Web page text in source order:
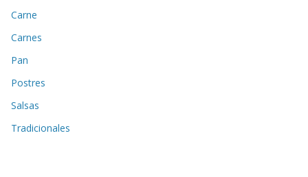
Carne
Carnes
Pan
Postres
Salsas
Tradicionales